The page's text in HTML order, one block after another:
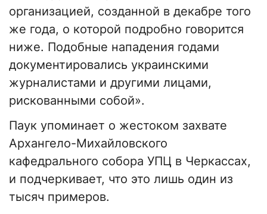
организацией, созданной в декабре того
же года, о которой подробно говорится
ниже. Подобные нападения годами
документировались украинскими
журналистами и другими лицами,
рискованными собой».
Паук упоминает о жестоком захвате
Архангело-Михайловского
кафедрального собора УПЦ в Черкассах,
и подчеркивает, что это лишь один из
тысяч примеров.